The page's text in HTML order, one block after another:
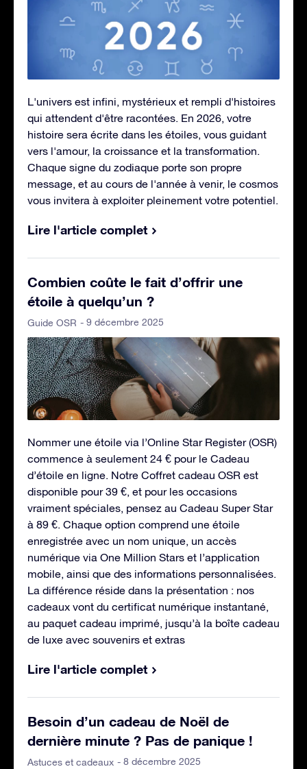
L'univers est infini, mystérieux et rempli d'histoires
qui attendent d'être racontées. En 2026, votre
histoire sera écrite dans les étoiles, vous guidant
vers l'amour, la croissance et la transformation.
Chaque signe du zodiaque porte son propre
message, et au cours de l'année à venir, le cosmos
vous invitera à exploiter pleinement votre potentiel.
Lire l'article complet
Combien coûte le fait d’offrir une
étoile à quelqu’un ?
Guide OSR - 9 décembre 2025
Nommer une étoile via l’Online Star Register (OSR)
commence à seulement 24 € pour le Cadeau
d’étoile en ligne. Notre Coffret cadeau OSR est
disponible pour 39 €, et pour les occasions
vraiment spéciales, pensez au Cadeau Super Star
à 89 €. Chaque option comprend une étoile
enregistrée avec un nom unique, un accès
numérique via One Million Stars et l’application
mobile, ainsi que des informations personnalisées.
La différence réside dans la présentation : nos
cadeaux vont du certificat numérique instantané,
au paquet cadeau imprimé, jusqu’à la boîte cadeau
de luxe avec souvenirs et extras
Lire l'article complet
Besoin d’un cadeau de Noël de
dernière minute ? Pas de panique !
Astuces et cadeaux - 8 décembre 2025